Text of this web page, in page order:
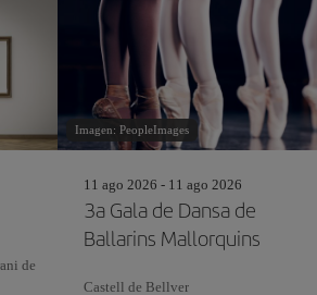
de
Imagen: PeopleImages
11 ago 2026 - 11 ago 2026
3a Gala de Dansa de
Ballarins Mallorquins
Castell de Bellver